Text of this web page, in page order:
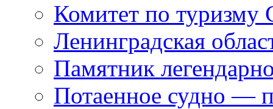
Комитет по туризму
Ленинградская
Памятник
Потаенное судно —